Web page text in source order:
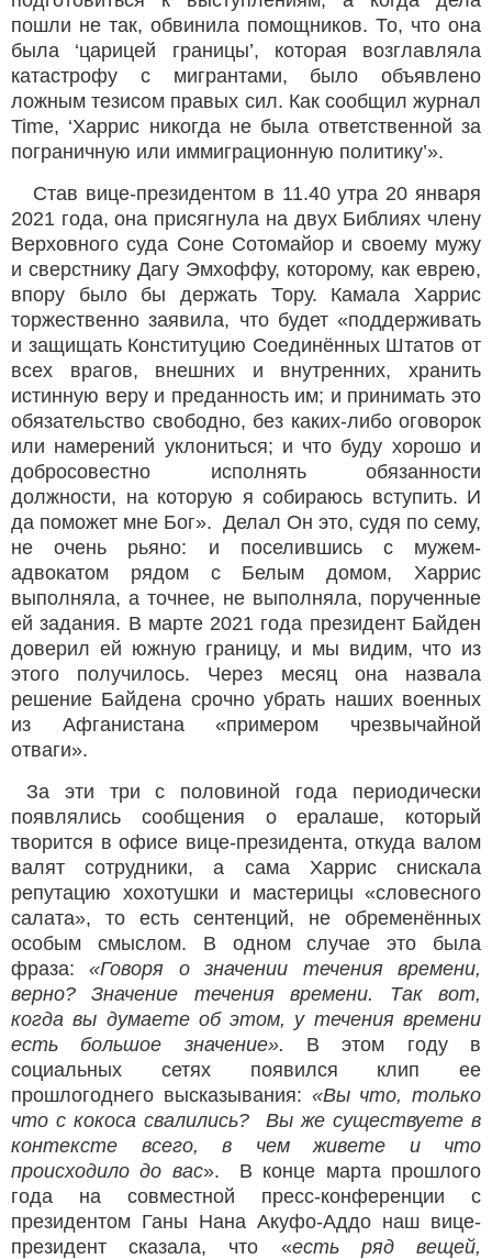
пошли не так, обвинила помощников. То, что она
была ‘царицей границы’, которая возглавляла
катастрофу с мигрантами, было объявлено
ложным тезисом правых сил. Как сообщил журнал
Time, ‘Харрис никогда не была ответственной за
пограничную или иммиграционную политику’».
Став вице-президентом в 11.40 утра 20 января
2021 года, она присягнула на двух Библиях члену
Верховного суда Соне Сотомайор и своему мужу
и сверстнику Дагу Эмхоффу, которому, как еврею,
впору было бы держать Тору. Камала Харрис
торжественно заявила, что будет «поддерживать
и защищать Конституцию Соединённых Штатов от
всех врагов, внешних и внутренних, хранить
истинную веру и преданность им; и принимать это
обязательство свободно, без каких-либо оговорок
или намерений уклониться; и что буду хорошо и
добросовестно исполнять обязанности
должности, на которую я собираюсь вступить. И
да поможет мне Бог». Делал Он это, судя по сему,
не очень рьяно: и поселившись с мужем-
адвокатом рядом с Белым домом, Харрис
выполняла, а точнее, не выполняла, порученные
ей задания. В марте 2021 года президент Байден
доверил ей южную границу, и мы видим, что из
этого получилось. Через месяц она назвала
решение Байдена срочно убрать наших военных
из Афганистана «примером чрезвычайной
отваги».
За эти три с половиной года периодически
появлялись сообщения о ералаше, который
творится в офисе вице-президента, откуда валом
валят сотрудники, а сама Харрис снискала
репутацию хохотушки и мастерицы «словесного
салата», то есть сентенций, не обременённых
особым смыслом. В одном случае это была
фраза:«Говоря о значении течения времени,
верно? Значение течения времени. Так вот,
когда вы думаете об этом, у течения времени
есть большое значение». В этом году в
социальных сетях появился клип ее
прошлогоднего высказывания: «Вы что, только
что с кокоса свалились? Вы же существуете в
контексте всего, в чем живете и что
происходило до вас». В конце марта прошлого
года на совместной пресс-конференции с
президентом Ганы Нана Акуфо-Аддо наш вице-
президент сказала, что «есть ряд вещей,